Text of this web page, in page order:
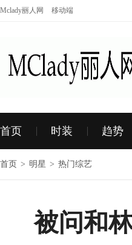
Mclady丽人网 移动端
首页 时装 趋势
首页 > 明星 > 热门综艺
被问和